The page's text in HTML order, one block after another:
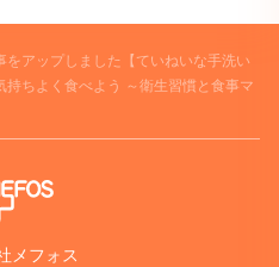
をアップしました【ていねいな手洗い
ちよく食べよう ～衛生習慣と食事マ
メフォス